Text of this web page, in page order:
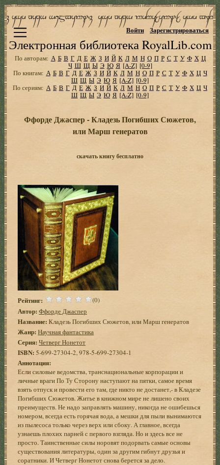
Электронная библиотека RoyalLib.com
Войти Зарегистрироваться
По авторам: А Б В Г Д Е Ж З И Й К Л М Н О П Р С Т У Ф Х Ц
Ч Ш Щ Ы Э Ю Я [A-Z] [0-9]
По книгам: А Б В Г Д Е Ж З И Й К Л М Н О П Р С Т У Ф Х Ц Ч
Ш Щ Ы Э Ю Я [A-Z] [0-9]
По сериям: А Б В Г Д Е Ж З И Й К Л М Н О П Р С Т У Ф Х Ц Ч
Ш Щ Ы Э Ю Я [A-Z] [0-9]
Ффорде Джаспер - Кладезь Погибших Сюжетов,
или Марш генератов
скачать книгу бесплатно
Рейтинг: (0)
Автор: Ффорде Джаспер
Название: Кладезь Погибших Сюжетов, или Марш генератов
Жанр: Научная фантастика
Серия: Четверг Нонетот
ISBN: 5-699-27304-2, 978-5-699-27304-1
Аннотация:
Если силовые ведомства, транснациональные корпорации и
личные враги По Ту Сторону наступают на пятки, самое время
взять отпуск и провести его там, где никто не достанет,- в Кладезе
Погибших Сюжетов. Житье в книжном мире не лишено своих
преимуществ. Не надо заправлять машину, никогда не ошибешься
номером, всегда есть горячая вода, а мешки для пыли вынимаются
из пылесоса только через верх или сбоку. А главное, всегда
узнаешь плохих парней с первого взгляда. Но и здесь все не
просто. Таинственные силы норовят подорвать самые основы
существования литературы, один за другим гибнут друзья и
соратники. И Четверг Нонетот снова берется за дело.